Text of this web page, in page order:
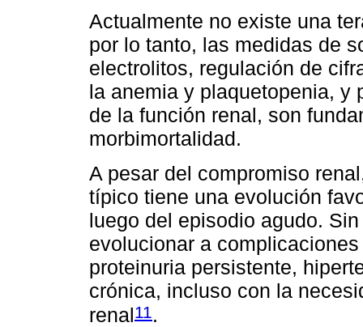
Actualmente no existe una
por lo tanto, las medidas de
electrolitos, regulación de
la anemia y plaquetopenia, y
de la función renal, son
morbimortalidad.
A pesar del compromiso
típico tiene una evolución
luego del episodio agudo.
evolucionar a
proteinuria persistente,
crónica, incluso con la
renal11 .